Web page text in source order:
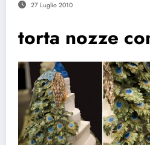
27 Luglio 2010
torta nozze